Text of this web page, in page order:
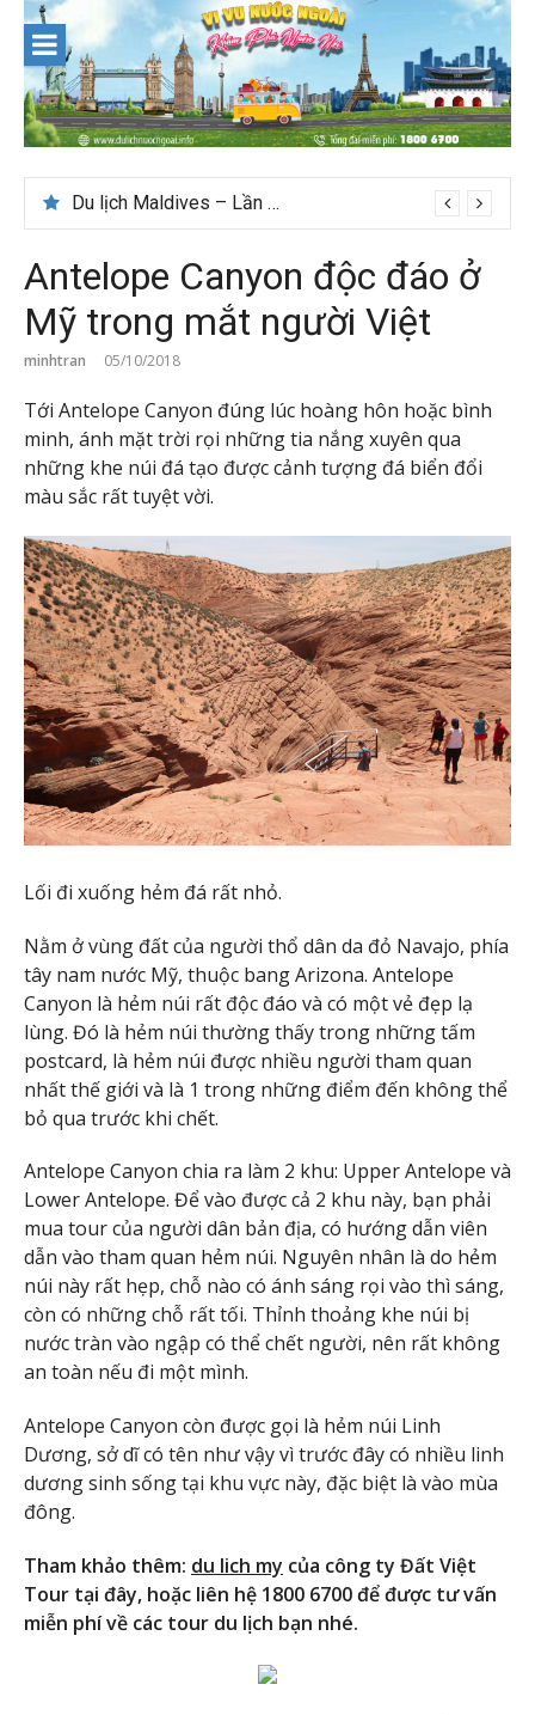
content
Du lịch Maldives – Lần đầu nên đi đâu, chơi gì?
Antelope Canyon độc đáo ở
Mỹ trong mắt người Việt
minhtran 05/10/2018
Tới Antelope Canyon đúng lúc hoàng hôn hoặc bình
minh, ánh mặt trời rọi những tia nắng xuyên qua
những khe núi đá tạo được cảnh tượng đá biển đổi
màu sắc rất tuyệt vời.
Lối đi xuống hẻm đá rất nhỏ.
Nằm ở vùng đất của người thổ dân da đỏ Navajo, phía
tây nam nước Mỹ, thuộc bang Arizona. Antelope
Canyon là hẻm núi rất độc đáo và có một vẻ đẹp lạ
lùng. Đó là hẻm núi thường thấy trong những tấm
postcard, là hẻm núi được nhiều người tham quan
nhất thế giới và là 1 trong những điểm đến không thể
bỏ qua trước khi chết.
Antelope Canyon chia ra làm 2 khu: Upper Antelope và
Lower Antelope. Để vào được cả 2 khu này, bạn phải
mua tour của người dân bản địa, có hướng dẫn viên
dẫn vào tham quan hẻm núi. Nguyên nhân là do hẻm
núi này rất hẹp, chỗ nào có ánh sáng rọi vào thì sáng,
còn có những chỗ rất tối. Thỉnh thoảng khe núi bị
nước tràn vào ngập có thể chết người, nên rất không
an toàn nếu đi một mình.
Antelope Canyon còn được gọi là hẻm núi Linh
Dương, sở dĩ có tên như vậy vì trước đây có nhiều linh
dương sinh sống tại khu vực này, đặc biệt là vào mùa
đông.
Tham khảo thêm: du lich my của công ty Đất Việt
Tour tại đây, hoặc liên hệ 1800 6700 để được tư vấn
miễn phí về các tour du lịch bạn nhé.